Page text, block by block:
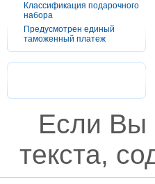
Классификация подарочного
набора
Предусмотрен единый
таможенный платеж
Если Вы
текста,